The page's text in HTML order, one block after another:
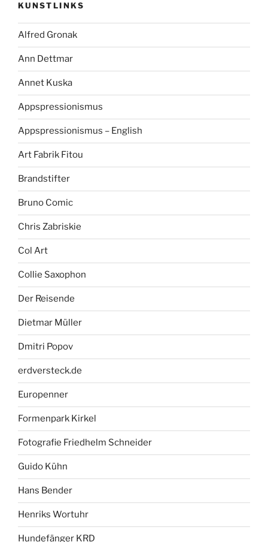
KUNSTLINKS
Alfred Gronak
Ann Dettmar
Annet Kuska
Appspressionismus
Appspressionismus – English
Art Fabrik Fitou
Brandstifter
Bruno Comic
Chris Zabriskie
Col Art
Collie Saxophon
Der Reisende
Dietmar Müller
Dmitri Popov
erdversteck.de
Europenner
Formenpark Kirkel
Fotografie Friedhelm Schneider
Guido Kühn
Hans Bender
Henriks Wortuhr
Hundefänger KRD